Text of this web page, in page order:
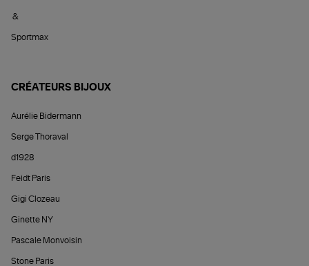
&
Sportmax
CRÉATEURS BIJOUX
Aurélie Bidermann
Serge Thoraval
d1928
Feidt Paris
Gigi Clozeau
Ginette NY
Pascale Monvoisin
Stone Paris